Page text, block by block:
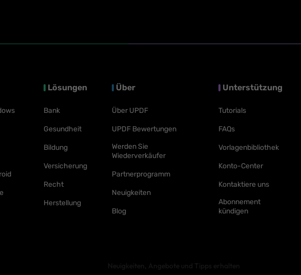
Lösungen
Bank
Gesundheit
Bildung
Versicherung
Recht
Herstellung
Über
Über UPDF
UPDF Bewertungen
Werden Sie
Wiederverkäufer
Partnerprogramm
Neuigkeiten
Blog
Unterstützung
Tutorials
FAQs
Vorlagenbibliothek
Konto-Center
Kontaktiere uns
Abonnement
kündigen